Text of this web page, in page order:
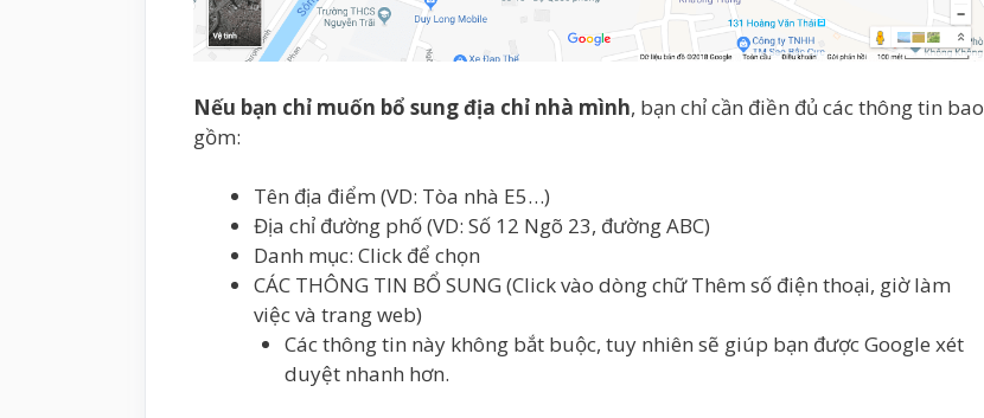
Nếu bạn chỉ muốn bổ sung địa chỉ nhà mình, bạn chỉ cần điền đủ các thông tin bao
gồm:
Tên địa điểm (VD: Tòa nhà E5…)
Địa chỉ đường phố (VD: Số 12 Ngõ 23, đường ABC)
Danh mục: Click để chọn
CÁC THÔNG TIN BỔ SUNG (Click vào dòng chữ Thêm số điện thoại, giờ làm
việc và trang web)
Các thông tin này không bắt buộc, tuy nhiên sẽ giúp bạn được Google xét
duyệt nhanh hơn.